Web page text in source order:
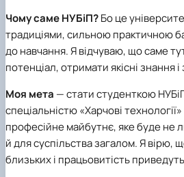
Чому саме НУБіП?Бо це
традиціями, сильною практичною
до навчання. Я відчуваю, що саме
потенціал, отримати якісні знання
Моя мета — стати студенткою
спеціальністю «Харчові
професійне майбутнє, яке буде не
й для суспільства загалом. Я вірю,
близьких і працьовитість приведуть